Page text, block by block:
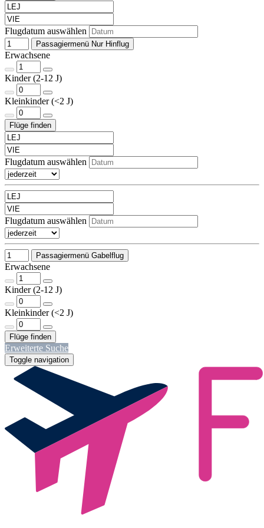
Flugdatum auswählen
Passagiermenü Nur Hinflug
Erwachsene
Kinder (2-12 J)
Kleinkinder (<2 J)
Flugdatum auswählen
Flugdatum auswählen
Passagiermenü Gabelflug
Erwachsene
Kinder (2-12 J)
Kleinkinder (<2 J)
Erweiterte Suche
Toggle navigation